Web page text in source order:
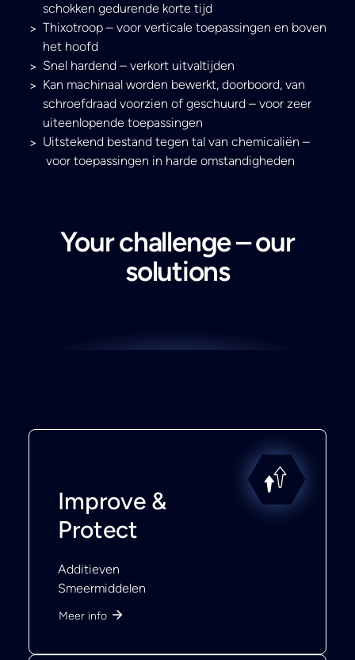
schokken gedurende korte tijd
Thixotroop – voor verticale toepassingen en boven
het hoofd
Snel hardend – verkort uitvaltijden
Kan machinaal worden bewerkt, doorboord, van
schroefdraad voorzien of geschuurd – voor zeer
uiteenlopende toepassingen
Uitstekend bestand tegen tal van chemicaliën –
voor toepassingen in harde omstandigheden
Your challenge – our
solutions
Improve &
Protect
Additieven
Smeermiddelen
Meer info